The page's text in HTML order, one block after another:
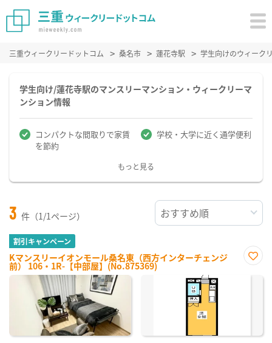
三重ウィークリードットコム 桑名市 蓮花寺駅 学生向けのウィーク
学生向け/蓮花寺駅のマンスリーマンション・ウィークリーマ
ンション情報
コンパクトな間取りで家賃
を節約
学校・大学に近く通学便利
もっと見る
3 件（1/1ページ）
割引キャンペーン
Kマンスリーイオンモール桑名東（西方インターチェンジ
前） 106・1R-【中部屋】(No.875369)
に入